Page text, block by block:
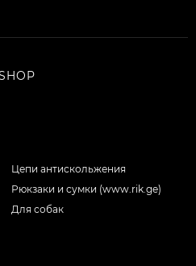
Цепи антискольжения
Рюкзаки и сумки (www.rik.ge)
Для собак